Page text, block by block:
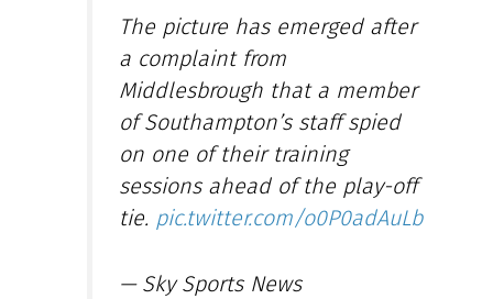
The picture has emerged after
a complaint from
Middlesbrough that a member
of Southampton’s staff spied
on one of their training
sessions ahead of the play-off
tie. pic.twitter.com/o0P0adAuLb
— Sky Sports News